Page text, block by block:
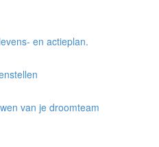
en actieplan.
van je droomteam